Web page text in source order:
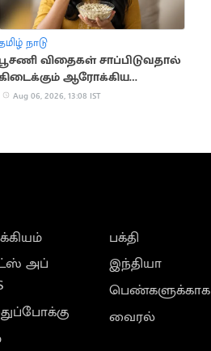
நாடு
விதைகள் சாப்பிடுவதால்
ஆரோக்கிய
நன்மைகள்
Aug 06, 2026, 13:08 IST
அப்
பக்தி
இந்தியா
பெண்களுக்காக
வைரல்